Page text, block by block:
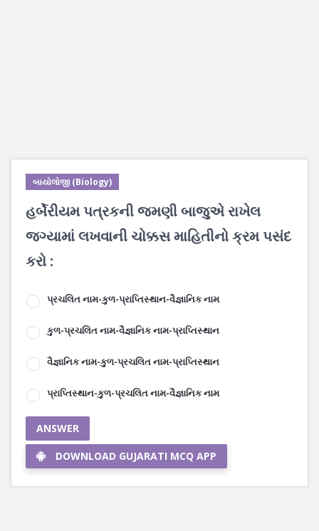
બાયોલોજી (Biology)
હર્બેરીયમ પત્રકની જમણી બાજુએ રાખેલ
જગ્યામાં લખવાની ચોક્કસ માહિતીનો ક્રમ પસંદ
કરો :
પ્રચલિત નામ-કુળ-પ્રાપ્તિસ્થાન-વૈજ્ઞાનિક નામ
કુળ-પ્રચલિત નામ-વૈજ્ઞાનિક નામ-પ્રાપ્તિસ્થાન
વૈજ્ઞાનિક નામ-કુળ-પ્રચલિત નામ-પ્રાપ્તિસ્થાન
પ્રાપ્તિસ્થાન-કુળ-પ્રચલિત નામ-વૈજ્ઞાનિક નામ
ANSWER
DOWNLOAD GUJARATI MCQ APP